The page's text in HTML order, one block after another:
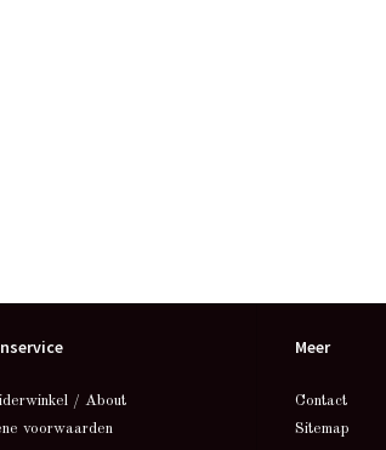
/ About
voorwaarden
Meer
Contact
Sitemap